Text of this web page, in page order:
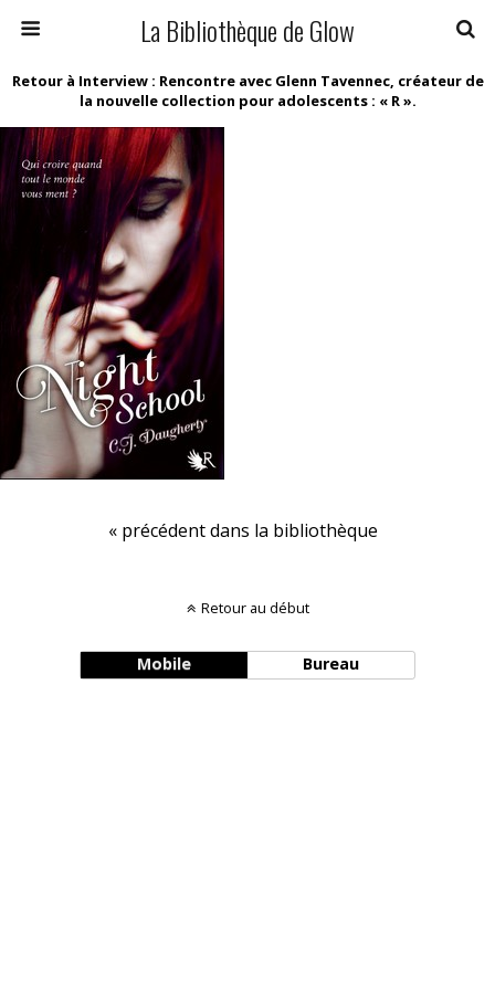
La Bibliothèque de Glow
Retour à Interview : Rencontre avec Glenn Tavennec, créateur de
la nouvelle collection pour adolescents : « R ».
« précédent dans la bibliothèque
Retour au début
Mobile Bureau